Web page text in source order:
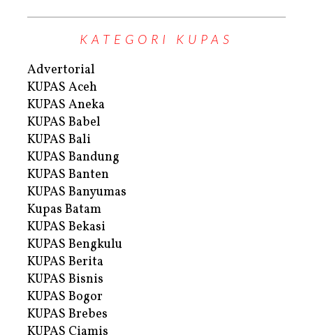
KATEGORI KUPAS
Advertorial
KUPAS Aceh
KUPAS Aneka
KUPAS Babel
KUPAS Bali
KUPAS Bandung
KUPAS Banten
KUPAS Banyumas
Kupas Batam
KUPAS Bekasi
KUPAS Bengkulu
KUPAS Berita
KUPAS Bisnis
KUPAS Bogor
KUPAS Brebes